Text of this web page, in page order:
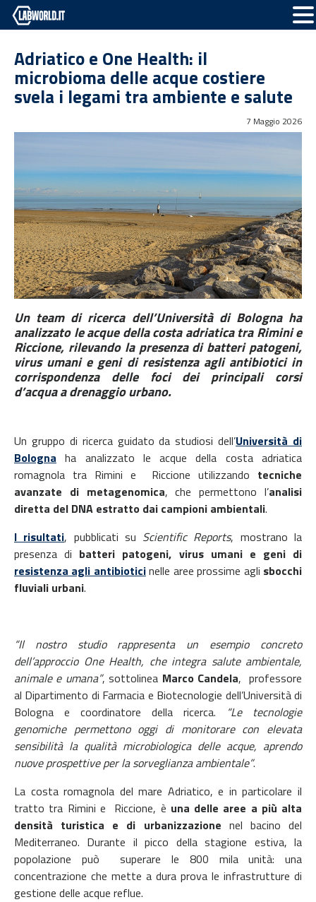
Adriatico e One Health: il
microbioma delle acque costiere
svela i legami tra ambiente e salute
7 Maggio 2026
Un team di ricerca dell’Università di Bologna ha
analizzato le acque della costa adriatica tra Rimini e
Riccione, rilevando la presenza di batteri patogeni,
virus umani e geni di resistenza agli antibiotici in
corrispondenza delle foci dei principali corsi
d’acqua a drenaggio urbano.
Un gruppo di ricerca guidato da studiosi dell’Università di
Bologna ha analizzato le acque della costa adriatica
romagnola tra Rimini e Riccione utilizzando tecniche
avanzate di metagenomica, che permettono l’analisi
diretta del DNA estratto dai campioni ambientali.
I risultati, pubblicati su Scientific Reports, mostrano la
presenza di batteri patogeni, virus umani e geni di
resistenza agli antibioticinelle aree prossime agli sbocchi
fluviali urbani.
“Il nostro studio rappresenta un esempio concreto
dell’approccio One Health, che integra salute ambientale,
animale e umana”, sottolinea Marco Candela, professore
al Dipartimento di Farmacia e Biotecnologie dell’Università di
Bologna e coordinatore della ricerca.
“Le tecnologie
genomiche permettono oggi di monitorare con elevata
sensibilità la qualità microbiologica delle acque, aprendo
nuove prospettive per la sorveglianza ambientale”.
La costa romagnola del mare Adriatico, e in particolare il
tratto tra Rimini e Riccione, è una delle aree a più alta
densità turistica e di urbanizzazione nel bacino del
Mediterraneo. Durante il picco della stagione estiva, la
popolazione può superare le 800 mila unità: una
concentrazione che mette a dura prova le infrastrutture di
gestione delle acque reflue.